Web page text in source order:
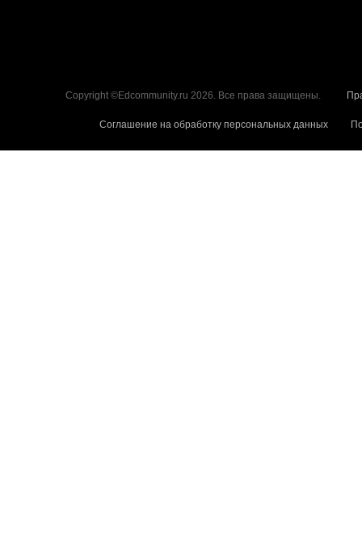
Copyright ©Edcommunity.ru 2026. Все права защищены.
Соглашение на обработку персональных данных